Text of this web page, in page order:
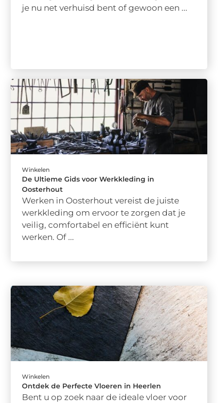
je nu net verhuisd bent of gewoon een ...
Winkelen
De Ultieme Gids voor Werkkleding in
Oosterhout
Werken in Oosterhout vereist de juiste
werkkleding om ervoor te zorgen dat je
veilig, comfortabel en efficiënt kunt
werken. Of ...
Winkelen
Ontdek de Perfecte Vloeren in Heerlen
Bent u op zoek naar de ideale vloer voor